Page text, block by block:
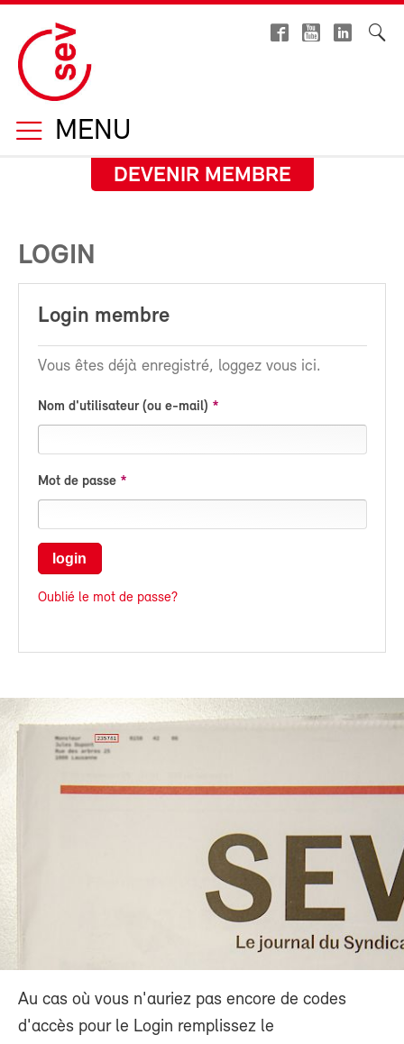
MENU
DEVENIR MEMBRE
LOGIN
Login membre
Vous êtes déjà enregistré, loggez vous ici.
Nom d'utilisateur (ou e-mail)
Mot de passe
login
Oublié le mot de passe?
Au cas où vous n'auriez pas encore de codes
d'accès pour le Login remplissez le